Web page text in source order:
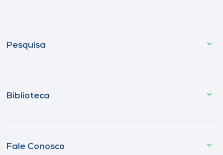
Pesquisa
Biblioteca
Fale Conosco